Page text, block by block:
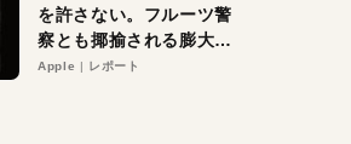
を許さない。フルーツ警
察とも揶揄される膨大な
異議申し立て。対象は非
Apple レポート